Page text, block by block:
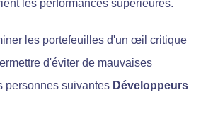
les performances supérieures.
les portefeuilles d'un œil critique
d'éviter de mauvaises
personnes suivantes Développeurs